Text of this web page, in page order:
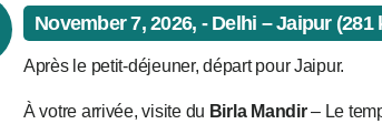
November 7, 2026, - Delhi – Jaipur (281
Après le petit-déjeuner, départ pour Jaipur.
À votre arrivée, visite du Birla Mandir– Le